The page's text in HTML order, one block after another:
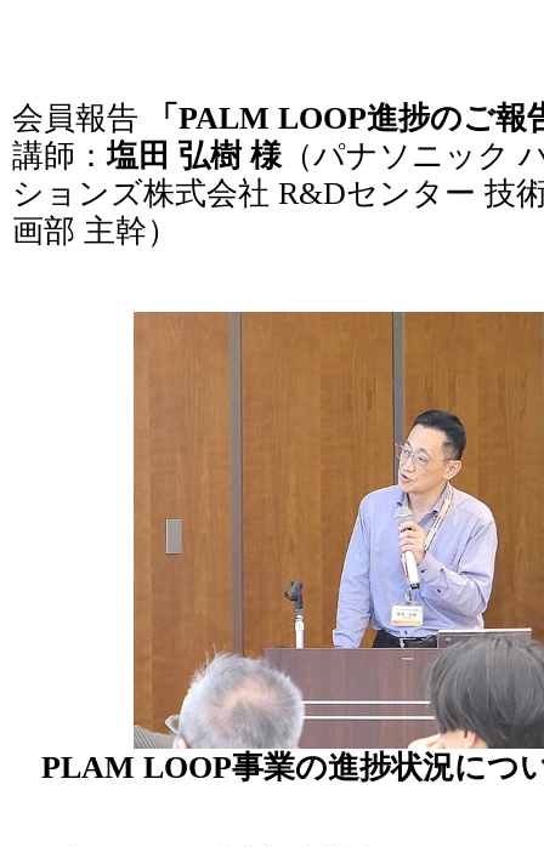
会員報告
「PALM LOOP進捗のご報
講師：塩田 弘樹 様（パナソニック
ションズ株式会社 R&Dセンター 技
画部 主幹）
PLAM LOOP事業の進捗状況につ